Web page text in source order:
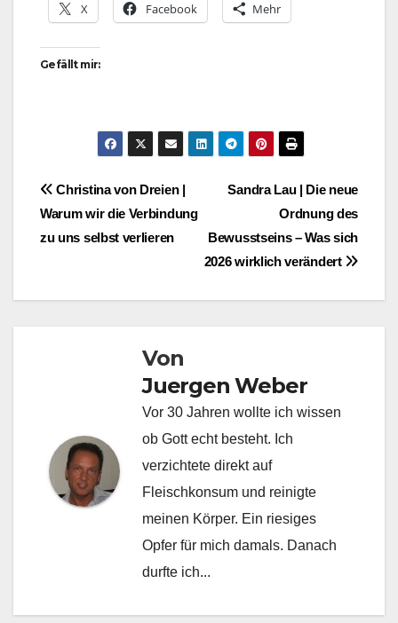
X Facebook Mehr
Gefällt mir:
BeitragsnavigationSandra Lau | Die neue
Ordnung des
Bewusstseins – Was sich
2026 wirklich verändert
Christina von Dreien |
Warum wir die Verbindung
zu uns selbst verlieren
Von
Juergen Weber
Vor 30 Jahren wollte ich wissen
ob Gott echt besteht. Ich
verzichtete direkt auf
Fleischkonsum und reinigte
meinen Körper. Ein riesiges
Opfer für mich damals. Danach
durfte ich...